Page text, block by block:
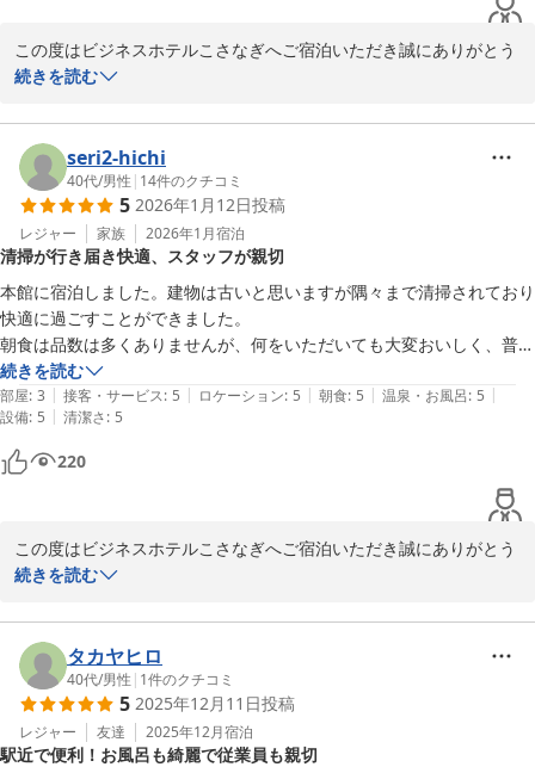
この度はビジネスホテルこさなぎへご宿泊いただき誠にありがとう
ございます。
次回も豊田市へお越しの際はビジネスホテルこさなぎへご宿泊いた
だきますようお越しを心よりお待ちしております。
ビジネスホテルこさなぎ
代表　高橋さとえ
ビジネスホテル こさなぎ
2025-12-30
続きを読む
seri2-hichi
40代/男性 | 14件のクチコミ
5 2026年1月12日投稿
レジャー 家族 2026年1月宿泊
清掃が行き届き快適、スタッフが親切
本館に宿泊しました。建物は古いと思いますが隅々まで清掃されており
快適に過ごすことができました。
朝食は品数は多くありませんが、何をいただいても大変おいしく、普段
少食な娘がおかわりをしたほどです。
4名のスタッフの方にお会いしましたが、どの方も非常に親切かつ丁寧
です。大浴場やトレーニングルームなど色々な特徴がありますが、親切
なスタッフの皆様がこのホテルの一番と特徴だと思います。
また豊田に伺った際は宿泊させていただきます。
続きを読む
部屋: 3 | 接客・サービス: 5 | ロケーション: 5 | 朝食: 5 | 温泉・お風呂: 5 |
設備: 5 | 清潔さ: 5
220
この度はビジネスホテルこさなぎへご宿泊いただき誠にありがとう
ございます。
大変嬉しいお言葉をいただき、スタッフ一同今後の励みにもなり、
これからも更にお客様が快適にお過ごしいただけるように努めてま
いります。
また機会がございましたら是非、ビジネスホテルこさなぎへお越し
くださいませ。
続きを読む
タカヤヒロ
40代/男性 | 1件のクチコミ
5 2025年12月11日投稿
レジャー 友達 2025年12月宿泊
駅近で便利！お風呂も綺麗で従業員も親切